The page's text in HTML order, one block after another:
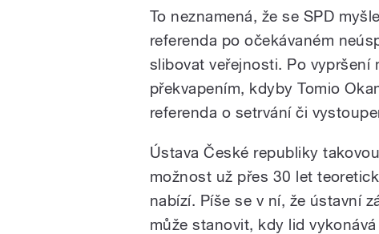
To neznamená, že se SPD
referenda po očekávaném
slibovat veřejnosti. Po
překvapením, kdyby Tomio
referenda o setrvání či
Ústava České republiky
možnost už přes 30 let
nabízí. Píše se v ní, že ústavní
může stanovit, kdy lid